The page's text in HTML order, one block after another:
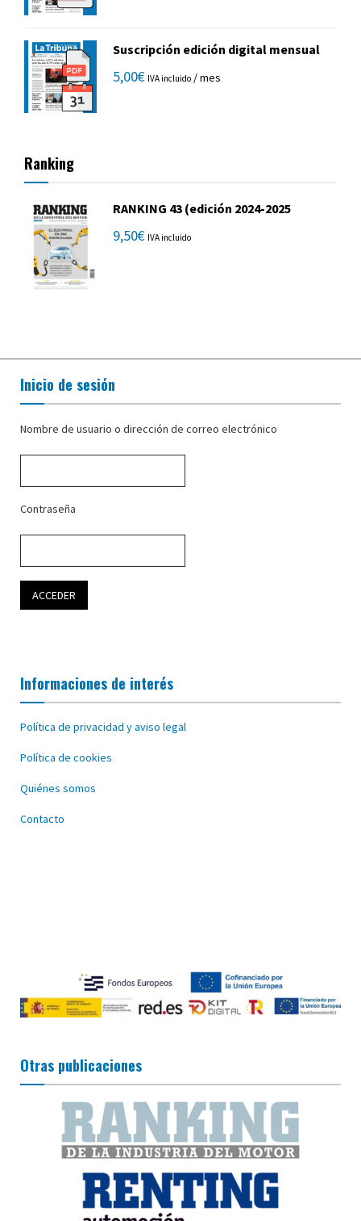
Suscripción edición digital mensual
5,00€ IVA incluido / mes
Ranking
RANKING 43 (edición 2024-2025
9,50€ IVA incluido
Inicio de sesión
Nombre de usuario o dirección de correo electrónico
Contraseña
Informaciones de interés
Política de privacidad y aviso legal
Política de cookies
Quiénes somos
Contacto
Otras publicaciones